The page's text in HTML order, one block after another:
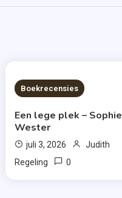
6 MINS READ
Boekrecensies
Een lege plek – Sophie
Wester
juli 3, 2026
Judith
Regeling
0